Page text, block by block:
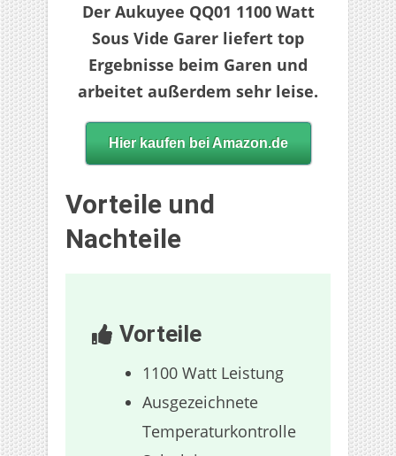
Der Aukuyee QQ01 1100 Watt
Sous Vide Garer liefert top
Ergebnisse beim Garen und
arbeitet außerdem sehr leise.
Hier kaufen bei Amazon.de
Vorteile und
Nachteile
Vorteile
1100 Watt Leistung
Ausgezeichnete
Temperaturkontrolle